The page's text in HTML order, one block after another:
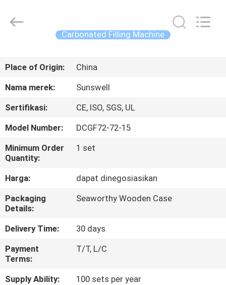
PRODUK
TENTANG
KAMI
TUR
PABRIK
KONTROL
KUALITAS
Carbonated Filling Machine
Place of Origin:
China
Nama merek:
Sunswell
Sertifikasi:
CE, ISO, SGS, UL
Model Number:
DCGF72-72-15
Minimum Order
Quantity:
1 set
Harga:
dapat dinegosiasikan
Packaging
Details:
Seaworthy Wooden Case
Delivery Time:
30 days
Payment
Terms:
T/T, L/C
Supply Ability:
100 sets per year